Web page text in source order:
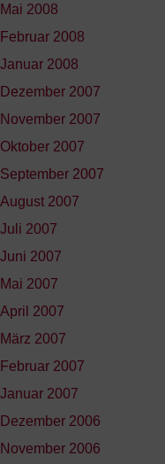
Mai 2008
Februar 2008
Januar 2008
Dezember 2007
November 2007
Oktober 2007
September 2007
August 2007
Juli 2007
Juni 2007
Mai 2007
April 2007
März 2007
Februar 2007
Januar 2007
Dezember 2006
November 2006